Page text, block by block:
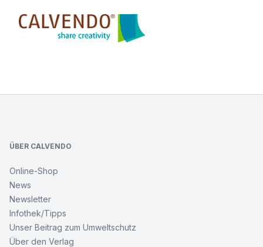
Calvendo
ÜBER CALVENDO
Online-Shop
News
Newsletter
Infothek/Tipps
Unser Beitrag zum Umweltschutz
Über den Verlag